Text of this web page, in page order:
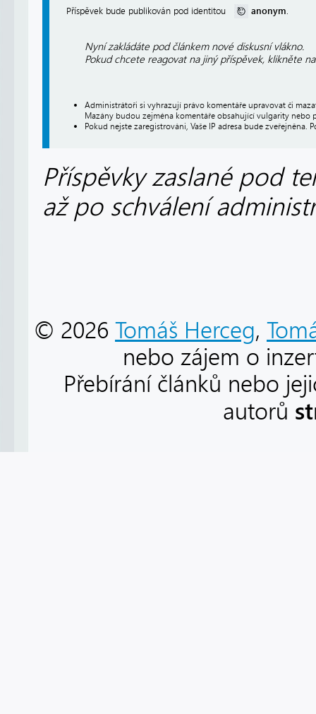
Příspěvek bude publikován pod identitou anonym.
Nyní zakládáte pod článkem nové diskusní vlákno.
Pokud chcete reagovat na jiný příspěvek, klikněte
Administrátoři si vyhrazují právo komentáře upravovat či
Mazány budou zejména komentáře obsahující vulgarity nebo
Pokud nejste zaregistrováni, Vaše IP adresa bude
Příspěvky zaslané pod
až po schválení
© 2026 Tomáš Herceg,
nebo zájem o
Přebírání článků nebo
autorů